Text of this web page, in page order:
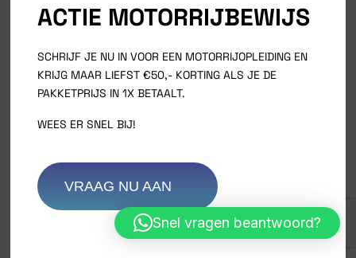
Snel vragen beantwoord?
ACTIE MOTORRIJBEWIJS
SCHRIJF JE NU IN VOOR EEN MOTORRIJOPLEIDING EN
KRIJG MAAR LIEFST €50,- KORTING ALS JE DE
PAKKETPRIJS IN 1X BETAALT.
WEES ER SNEL BIJ!
VRAAG NU AAN